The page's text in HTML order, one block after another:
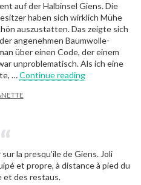
auf der Halbinsel Giens. Die
haben sich wirklich Mühe
auszustatten. Das zeigte sich
angenehmen Baumwolle-
über einen Code, der einem
unproblematisch. Als ich eine
…Continue reading“Anette”
la presqu’ile de Giens. Joli
et propre, à distance à pied du
et des restaus.